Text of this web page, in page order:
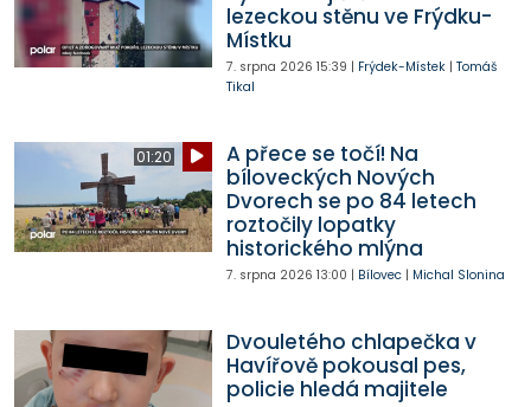
lezeckou stěnu ve Frýdku-
Místku
7. srpna 2026 15:39 | Frýdek-Místek| Tomáš
Tikal
01:20
A přece se točí! Na
bíloveckých Nových
Dvorech se po 84 letech
roztočily lopatky
historického mlýna
7. srpna 2026 13:00 | Bílovec| Michal Slonina
Dvouletého chlapečka v
Havířově pokousal pes,
policie hledá majitele